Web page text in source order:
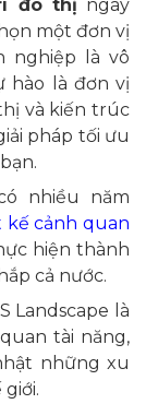
đô thị ngày
một đơn vị
nghiệp là vô
hào là đơn vị
và kiến trúc
pháp tối ưu
nhiều năm
kế cảnh quan
hiện thành
cả nước.
Landscape là
tài năng,
những xu